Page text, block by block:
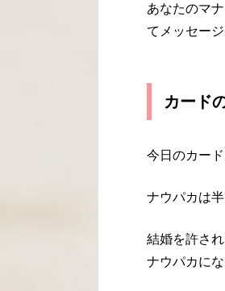
あなたのマ
てメッセー
カード
今日のカー
ナウパカは
結婚を許さ
ナウパカに